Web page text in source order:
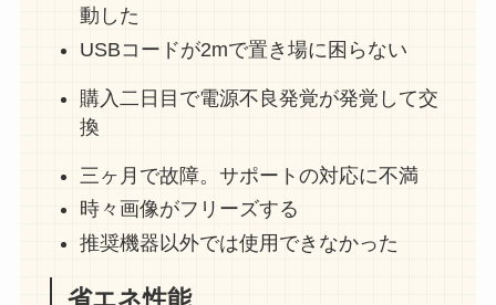
動した
USBコードが2mで置き場に困らない
購入二日目で電源不良発覚が発覚して交
換
三ヶ月で故障。サポートの対応に不満
時々画像がフリーズする
推奨機器以外では使用できなかった
省エネ性能